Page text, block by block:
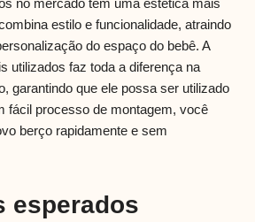
estilo e funcionalidade, atraindo
do espaço do bebê. A
utilizados faz toda a diferença na
garantindo que ele possa ser utilizado
fácil processo de montagem, você
berço rapidamente e sem
esperados